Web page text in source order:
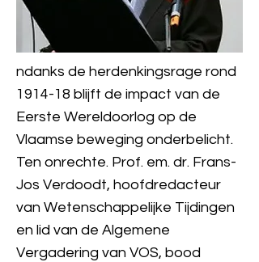
ndanks de herdenkingsrage rond
1914-18 blijft de impact van de
Eerste Wereldoorlog op de
Vlaamse beweging onderbelicht.
Ten onrechte. Prof. em. dr. Frans-
Jos Verdoodt, hoofdredacteur
van Wetenschappelijke Tijdingen
en lid van de Algemene
Vergadering van VOS, bood